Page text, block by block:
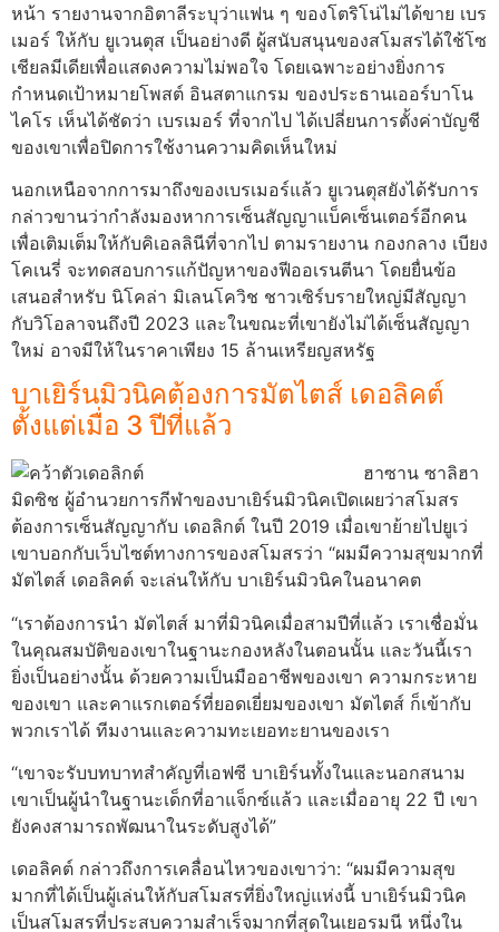
หน้า รายงานจากอิตาลีระบุว่าแฟน ๆ ของโตริโน่ไม่ได้ขาย เบร
เมอร์ ให้กับ ยูเวนตุส เป็นอย่างดี ผู้สนับสนุนของสโมสรได้ใช้โซ
เชียลมีเดียเพื่อแสดงความไม่พอใจ โดยเฉพาะอย่างยิ่งการ
กำหนดเป้าหมายโพสต์ อินสตาแกรม ของประธานเออร์บาโน
ไคโร เห็นได้ชัดว่า เบรเมอร์ ที่จากไป ได้เปลี่ยนการตั้งค่าบัญชี
ของเขาเพื่อปิดการใช้งานความคิดเห็นใหม่
นอกเหนือจากการมาถึงของเบรเมอร์แล้ว ยูเวนตุสยังได้รับการ
กล่าวขานว่ากำลังมองหาการเซ็นสัญญาแบ็คเซ็นเตอร์อีกคน
เพื่อเติมเต็มให้กับคิเอลลินีที่จากไป ตามรายงาน กองกลาง เบียง
โคเนรี่ จะทดสอบการแก้ปัญหาของฟีออเรนตีนา โดยยื่นข้อ
เสนอสำหรับ นิโคล่า มิเลนโควิช ชาวเซิร์บรายใหญ่มีสัญญา
กับวิโอลาจนถึงปี 2023 และในขณะที่เขายังไม่ได้เซ็นสัญญา
ใหม่ อาจมีให้ในราคาเพียง 15 ล้านเหรียญสหรัฐ
บาเยิร์นมิวนิคต้องการมัตไตส์ เดอลิคต์
ตั้งแต่เมื่อ 3 ปีที่แล้ว
ฮาซาน ซาลิฮา
มิดซิช ผู้อำนวยการกีฬาของบาเยิร์นมิวนิคเปิดเผยว่าสโมสร
ต้องการเซ็นสัญญากับ เดอลิกต์ ในปี 2019 เมื่อเขาย้ายไปยูเว่
เขาบอกกับเว็บไซต์ทางการของสโมสรว่า “ผมมีความสุขมากที่
มัตไตส์ เดอลิคต์ จะเล่นให้กับ บาเยิร์นมิวนิคในอนาคต
“เราต้องการนำ มัตไตส์ มาที่มิวนิคเมื่อสามปีที่แล้ว เราเชื่อมั่น
ในคุณสมบัติของเขาในฐานะกองหลังในตอนนั้น และวันนี้เรา
ยิ่งเป็นอย่างนั้น ด้วยความเป็นมืออาชีพของเขา ความกระหาย
ของเขา และคาแรกเตอร์ที่ยอดเยี่ยมของเขา มัตไตส์ ก็เข้ากับ
พวกเราได้ ทีมงานและความทะเยอทะยานของเรา
“เขาจะรับบทบาทสำคัญที่เอฟซี บาเยิร์นทั้งในและนอกสนาม
เขาเป็นผู้นำในฐานะเด็กที่อาแจ็กซ์แล้ว และเมื่ออายุ 22 ปี เขา
ยังคงสามารถพัฒนาในระดับสูงได้”
เดอลิคต์ กล่าวถึงการเคลื่อนไหวของเขาว่า: “ผมมีความสุข
มากที่ได้เป็นผู้เล่นให้กับสโมสรที่ยิ่งใหญ่แห่งนี้ บาเยิร์นมิวนิค
เป็นสโมสรที่ประสบความสำเร็จมากที่สุดในเยอรมนี หนึ่งใน